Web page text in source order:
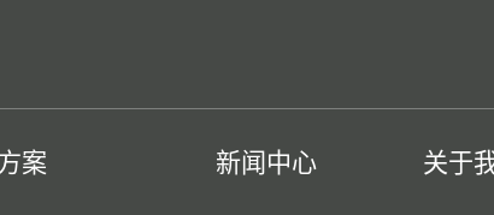
案 新闻中心 关于